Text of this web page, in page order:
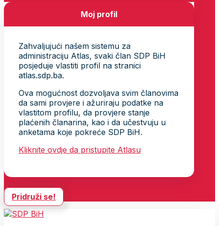
Moj profil
Zahvaljujući našem sistemu za
administraciju Atlas, svaki član SDP BiH
posjeduje vlastiti profil na stranici
atlas.sdp.ba.
Ova mogućnost dozvoljava svim članovima
da sami provjere i ažuriraju podatke na
vlastitom profilu, da provjere stanje
plaćenih članarina, kao i da učestvuju u
anketama koje pokreće SDP BiH.
Kliknite ovdje da pristupite Atlasu
Pridruži se!